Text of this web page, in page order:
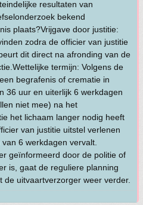
resultaten van
bekend
plaats?Vrijgave door justitie:
zodra de officier van justitie
dit direct na afronding van de
termijn: Volgens de
begrafenis of crematie in
36 uur en uiterlijk 6 werkdagen
niet mee) na het
het lichaam langer nodig heeft
van justitie uitstel verlenen
6 werkdagen vervalt.
geïnformeerd door de politie of
is, gaat de reguliere planning
uitvaartverzorger weer verder.